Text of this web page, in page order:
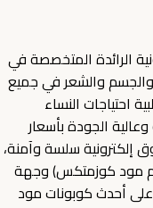
الرائدة المتخصصة في
والجسم والشعر في جميع
احتياجات النساء
الجودة بأسعار
إلكترونية سلسة وآمنة،
مود كوزمتكس) وجهة
أحدث كوبونات مود